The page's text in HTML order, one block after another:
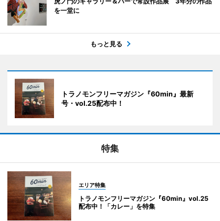
を一堂に
もっと見る
トラノモンフリーマガジン『60min』最新
号・vol.25配布中！
特集
エリア特集
トラノモンフリーマガジン『60min』vol.25
配布中！「カレー」を特集